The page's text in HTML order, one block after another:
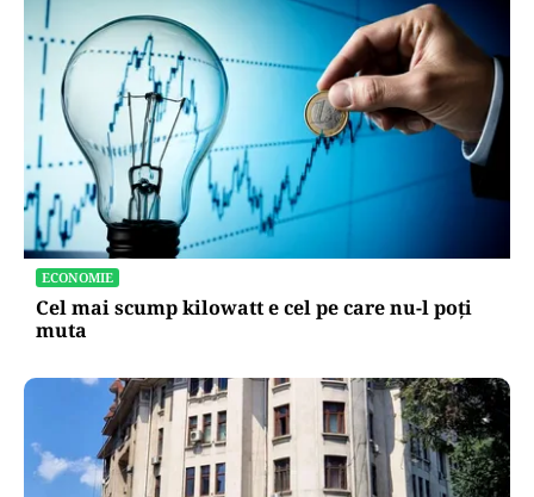
ECONOMIE
Cel mai scump kilowatt e cel pe care nu-l poți
muta